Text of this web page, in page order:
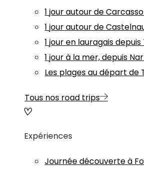
1 jour autour de
1 jour autour de
1 jour en lauragais depuis
1 jour à la mer, depuis
Les plages au départ de
Tous nos road trips
Expériences
Journée découverte à